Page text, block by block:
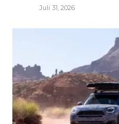
Juli 31, 2026